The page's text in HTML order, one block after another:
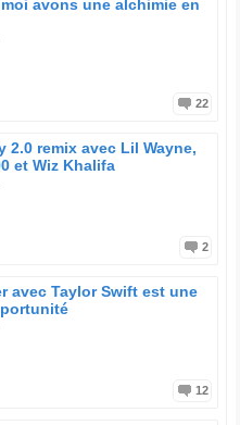
moi avons une alchimie en
22
2.0 remix avec Lil Wayne,
et Wiz Khalifa
2
avec Taylor Swift est une
12